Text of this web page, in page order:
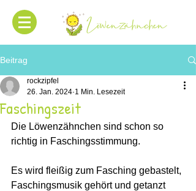
Beitrag
Faschingszeit
rockzipfel
26. Jan. 2024 1 Min. Lesezeit
Die Löwenzähnchen sind schon so
richtig in Faschingsstimmung.
Es wird fleißig zum Fasching gebastelt,
Faschingsmusik gehört und getanzt